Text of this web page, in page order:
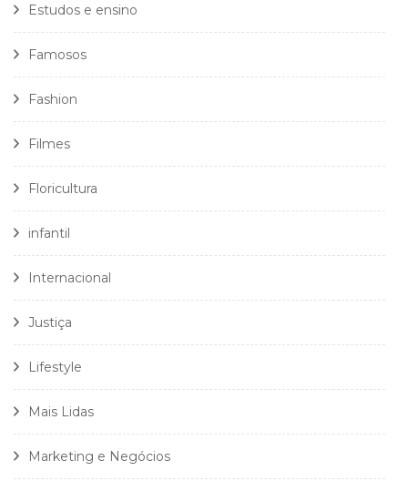
Estudos e ensino
Famosos
Fashion
Filmes
Floricultura
infantil
Internacional
Justiça
Lifestyle
Mais Lidas
Marketing e Negócios